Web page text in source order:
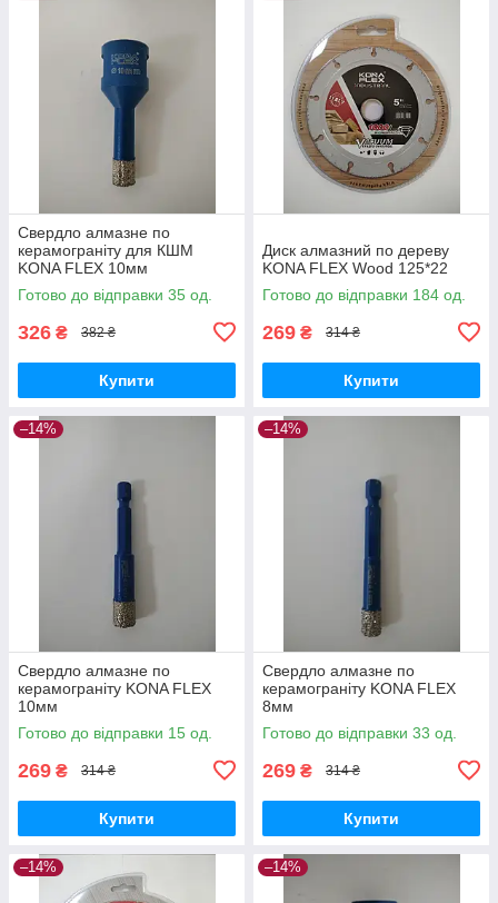
Свердло алмазне по
керамограніту для КШМ
KONA FLEX 10мм
Готово до відправки 35 од.
326 ₴ 382 ₴
Купити
Диск алмазний по дереву
KONA FLEX Wood 125*22
Готово до відправки 184 од.
269 ₴ 314 ₴
Купити
–14%
Свердло алмазне по
керамограніту KONA FLEX
10мм
Готово до відправки 15 од.
269 ₴ 314 ₴
Купити
–14%
Свердло алмазне по
керамограніту KONA FLEX
8мм
Готово до відправки 33 од.
269 ₴ 314 ₴
Купити
–14% –14%